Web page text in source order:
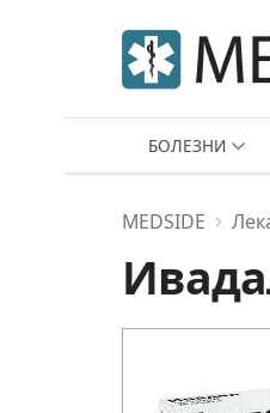
БОЛЕЗНИ
MEDSIDE